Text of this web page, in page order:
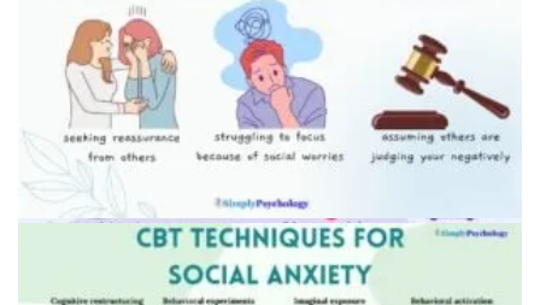
Человек с телефоном в социальной ситуации
Человек надевает наушники в метро как защитное
поведение